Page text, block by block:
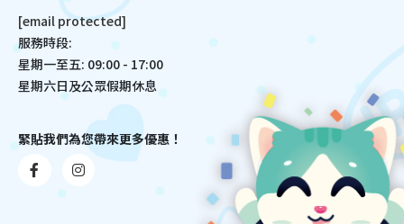
[email protected]
服務時段:
星期一至五: 09:00 - 17:00
星期六日及公眾假期休息
緊貼我們為您帶來更多優惠！